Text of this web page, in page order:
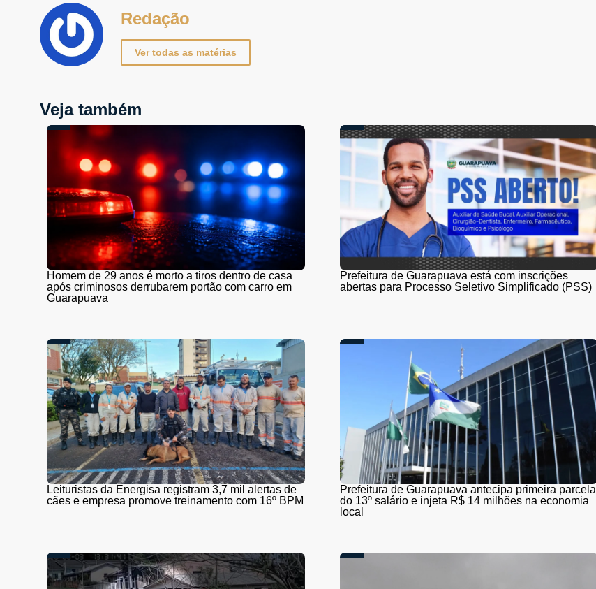
Redação
Ver todas as matérias
Veja também
Homem de 29 anos é morto a tiros dentro de casa
após criminosos derrubarem portão com carro em
Guarapuava
Prefeitura de Guarapuava está com inscrições
abertas para Processo Seletivo Simplificado (PSS)
Leituristas da Energisa registram 3,7 mil alertas de
cães e empresa promove treinamento com 16º BPM
Prefeitura de Guarapuava antecipa primeira parcela
do 13º salário e injeta R$ 14 milhões na economia
local